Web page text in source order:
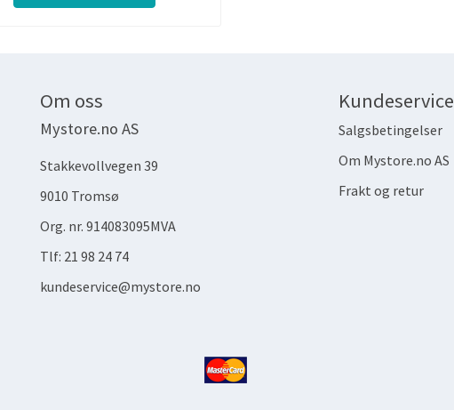
Om oss
Mystore.no AS
Stakkevollvegen 39
9010 Tromsø
Org. nr. 914083095MVA
Tlf: 21 98 24 74
kundeservice@mystore.no
Kundeservice
Salgsbetingelser
Om Mystore.no AS
Frakt og retur